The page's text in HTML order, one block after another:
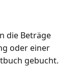
die Beträge
oder einer
gebucht.